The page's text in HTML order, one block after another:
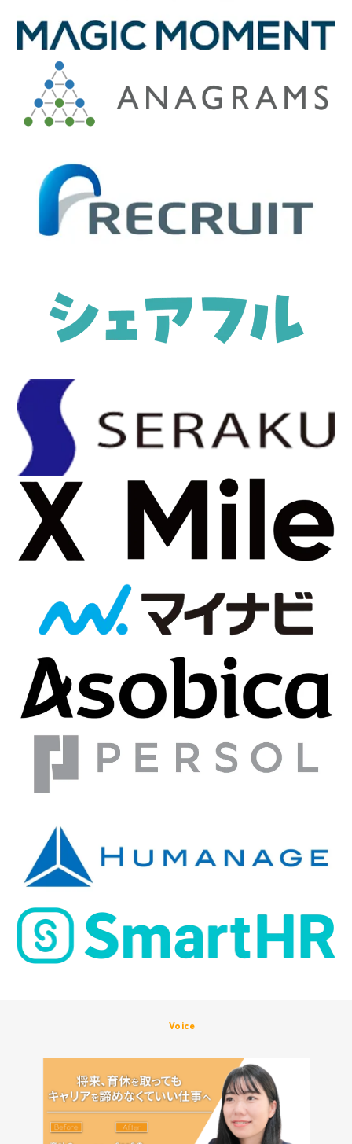
Voice